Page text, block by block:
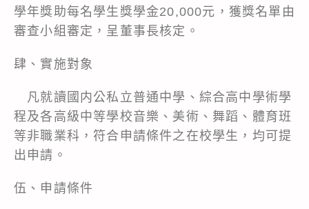
學年獎助每名學生獎學金20,000元，獲獎名單由
審查小組審定，呈董事長核定。
肆、實施對象
凡就讀國内公私立普通中學、綜合高中學術學
程及各高級中等學校音樂、美術、舞蹈、體育班
等非職業科，符合申請條件之在校學生，均可提
出申請。
伍、申請條件